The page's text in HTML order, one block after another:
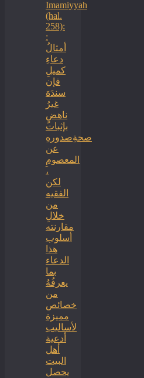
Imamiyyah
(hal.
258):
:
أمثالُ
دعاءِ
كميلِ
فإن
سندَهَ
غيرُ
ناهضٍ
بإثبات
صحةِصدورهِ
عن
المعصومِ
،
لكن
الفقيه
من
خلالِ
مقارنته
أسلوب
هذا
الدعاء
بما
يعرفُهُ
من
خصائص
مميزة
لأساليب
أدعية
أهل
البيت
يحصل